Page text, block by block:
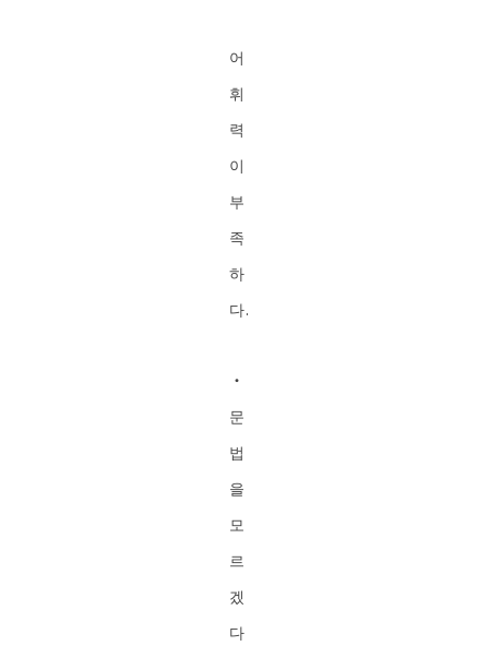
어
휘
력
이
부
족
하
다.
・
문
법
을
모
르
겠
다